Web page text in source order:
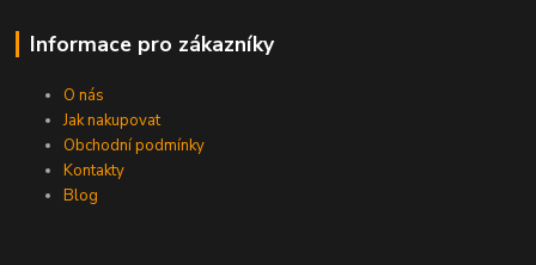
Informace pro zákazníky
O nás
Jak nakupovat
Obchodní podmínky
Kontakty
Blog